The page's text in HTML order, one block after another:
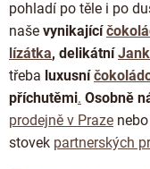
pohladí po těle i po
naše vynikající
lízátka, delikátní
třeba luxusní
příchutěmi. Osobně
prodejně v Praze
stovek partnerských